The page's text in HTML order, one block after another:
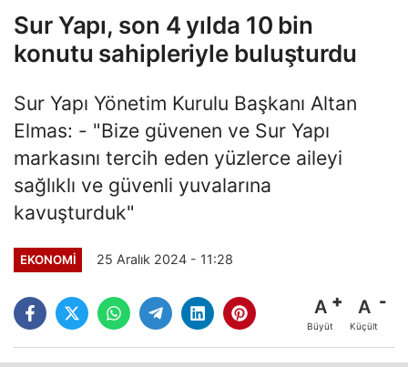
Sur Yapı, son 4 yılda 10 bin
konutu sahipleriyle buluşturdu
Sur Yapı Yönetim Kurulu Başkanı Altan
Elmas: - "Bize güvenen ve Sur Yapı
markasını tercih eden yüzlerce aileyi
sağlıklı ve güvenli yuvalarına
kavuşturduk"
EKONOMI 25 Aralık 2024 - 11:28
A
Büyüt
A
Küçült